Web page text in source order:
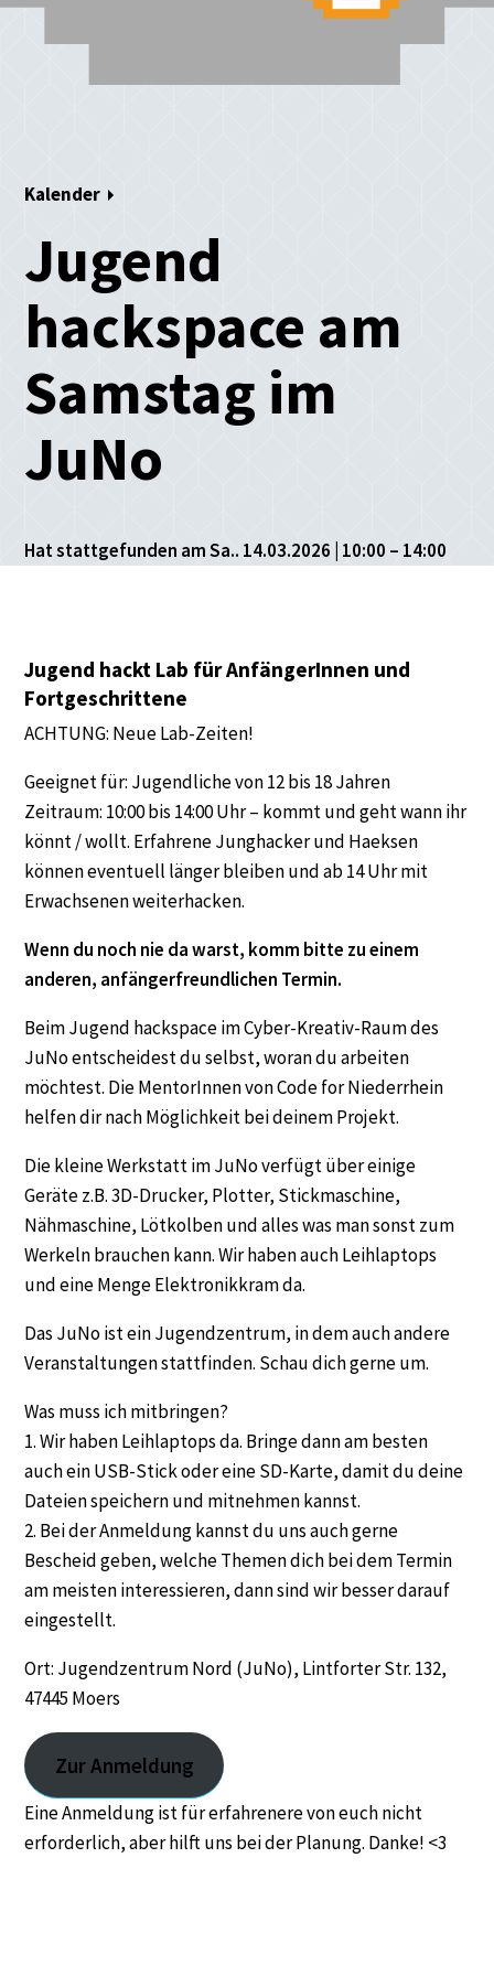
Kalender
Jugend
hackspace am
Samstag im
JuNo
Hat stattgefunden am Sa.. 14.03.2026 | 10:00 – 14:00
Jugend hackt Lab für AnfängerInnen und
Fortgeschrittene
ACHTUNG: Neue Lab-Zeiten!
Geeignet für: Jugendliche von 12 bis 18 Jahren
Zeitraum: 10:00 bis 14:00 Uhr – kommt und geht wann ihr
könnt / wollt. Erfahrene Junghacker und Haeksen
können eventuell länger bleiben und ab 14 Uhr mit
Erwachsenen weiterhacken.
Wenn du noch nie da warst, komm bitte zu einem
anderen, anfängerfreundlichen Termin.
Beim Jugend hackspace im Cyber-Kreativ-Raum des
JuNo entscheidest du selbst, woran du arbeiten
möchtest. Die MentorInnen von Code for Niederrhein
helfen dir nach Möglichkeit bei deinem Projekt.
Die kleine Werkstatt im JuNo verfügt über einige
Geräte z.B. 3D-Drucker, Plotter, Stickmaschine,
Nähmaschine, Lötkolben und alles was man sonst zum
Werkeln brauchen kann. Wir haben auch Leihlaptops
und eine Menge Elektronikkram da.
Das JuNo ist ein Jugendzentrum, in dem auch andere
Veranstaltungen stattfinden. Schau dich gerne um.
Was muss ich mitbringen?
1. Wir haben Leihlaptops da. Bringe dann am besten
auch ein USB-Stick oder eine SD-Karte, damit du deine
Dateien speichern und mitnehmen kannst.
2. Bei der Anmeldung kannst du uns auch gerne
Bescheid geben, welche Themen dich bei dem Termin
am meisten interessieren, dann sind wir besser darauf
eingestellt.
Ort: Jugendzentrum Nord (JuNo), Lintforter Str. 132,
47445 Moers
Zur Anmeldung
Eine Anmeldung ist für erfahrenere von euch nicht
erforderlich, aber hilft uns bei der Planung. Danke! <3